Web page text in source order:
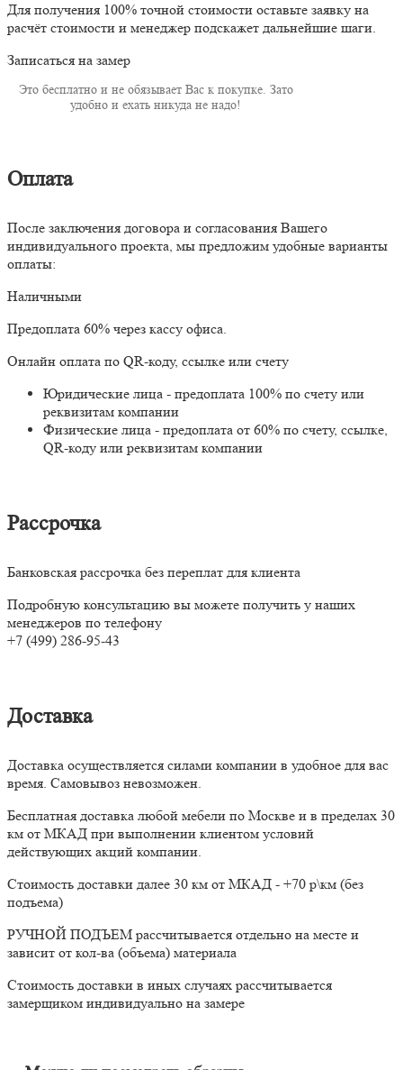
Для получения 100% точной стоимости оставьте заявку на
расчёт стоимости и менеджер подскажет дальнейшие шаги.
Записаться на замер
Это бесплатно и не обязывает Вас к покупке. Зато
удобно и ехать никуда не надо!
Оплата
После заключения договора и согласования Вашего
индивидуального проекта, мы предложим удобные варианты
оплаты:
Наличными
Предоплата 60% через кассу офиса.
Онлайн оплата по QR-коду, ссылке или счету
Юридические лица - предоплата 100% по счету или
реквизитам компании
Физические лица - предоплата от 60% по счету, ссылке,
QR-коду или реквизитам компании
Рассрочка
Банковская рассрочка без переплат для клиента
Подробную консультацию вы можете получить у наших
менеджеров по телефону
+7 (499) 286-95-43
Доставка
Доставка осуществляется силами компании в удобное для вас
время. Самовывоз невозможен.
Бесплатная доставка любой мебели по Москве и в пределах 30
км от МКАД при выполнении клиентом условий
действующих акций компании.
Стоимость доставки далее 30 км от МКАД - +70 р\км (без
подъема)
РУЧНОЙ ПОДЪЕМ рассчитывается отдельно на месте и
зависит от кол-ва (объема) материала
Стоимость доставки в иных случаях рассчитывается
замерщиком индивидуально на замере